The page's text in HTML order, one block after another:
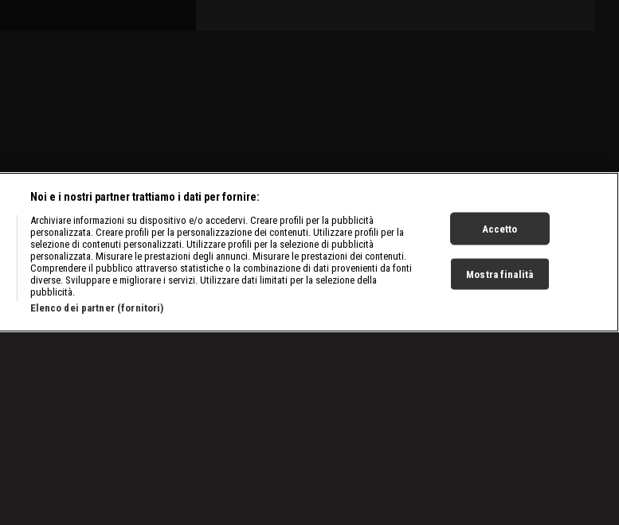
Noi e i nostri partner trattiamo i dati per fornire:
Archiviare informazioni su dispositivo e/o accedervi. Creare profili per la pubblicità
personalizzata. Creare profili per la personalizzazione dei contenuti. Utilizzare profili per la
selezione di contenuti personalizzati. Utilizzare profili per la selezione di pubblicità
personalizzata. Misurare le prestazioni degli annunci. Misurare le prestazioni dei contenuti.
Comprendere il pubblico attraverso statistiche o la combinazione di dati provenienti da fonti
diverse. Sviluppare e migliorare i servizi. Utilizzare dati limitati per la selezione della
pubblicità.
Elenco dei partner (fornitori)
Accetto
Mostra finalità